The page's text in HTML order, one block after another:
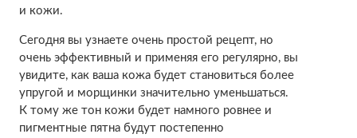
и кожи.
Сегодня вы узнаете очень простой рецепт, но
очень эффективный и применяя его регулярно, вы
увидите, как ваша кожа будет становиться более
упругой и морщинки значительно уменьшаться.
К тому же тон кожи будет намного ровнее и
пигментные пятна будут постепенно